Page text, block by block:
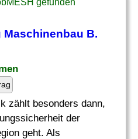
gefunden
Maschinenbau B.
zählt besonders dann,
der
geht. Als